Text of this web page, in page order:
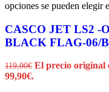
opciones se pueden elegir
CASCO JET LS2 -
BLACK FLAG-06/
119,00€ El precio original
99,90€.